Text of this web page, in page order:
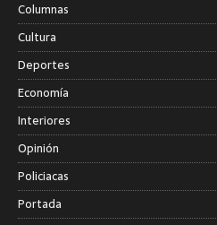
Columnas
Cultura
Deportes
Economía
Interiores
Opinión
Policiacas
Portada